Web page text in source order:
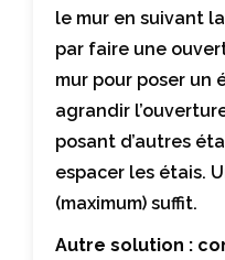
le mur en suivant
par faire une
mur pour poser un
agrandir
posant d’autres
espacer les étais.
(maximum) suffit.
Autre solution :